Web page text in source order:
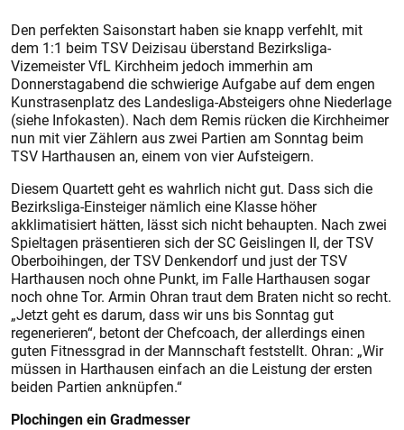
Den perfekten Saisonstart haben sie knapp verfehlt, mit
dem 1:1 beim TSV Deizisau überstand Bezirksliga-
Vizemeister VfL Kirchheim jedoch immerhin am
Donnerstagabend die schwierige Aufgabe auf dem engen
Kunstrasenplatz des Landesliga-Absteigers ohne Niederlage
(siehe Infokas­ten). Nach dem Remis rücken die Kirchheimer
nun mit vier Zählern aus zwei Partien am Sonntag beim
TSV Harthausen an, einem von vier Aufsteigern.
Diesem Quartett geht es wahrlich nicht gut. Dass sich die
Bezirksliga-Einsteiger nämlich eine Klasse höher
akklimatisiert hätten, lässt sich nicht behaupten. Nach zwei
Spieltagen präsentieren sich der SC Geislingen II, der TSV
Oberboihingen, der TSV Denkendorf und just der TSV
Harthausen noch ohne Punkt, im Falle Harthausen sogar
noch ohne Tor. Armin Ohran traut dem Braten nicht so recht.
„Jetzt geht es darum, dass wir uns bis Sonntag gut
regenerieren“, betont der Chefcoach, der allerdings einen
guten Fitnessgrad in der Mannschaft feststellt. Ohran: „Wir
müssen in Harthausen einfach an die Leistung der ersten
beiden Partien anknüpfen.“
Plochingen ein Gradmesser